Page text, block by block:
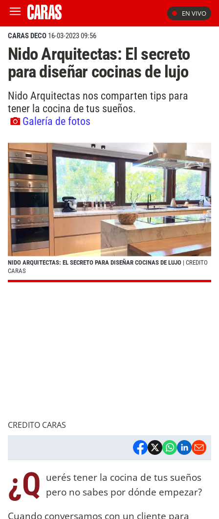
EN VIVO
CARAS DECO 16-03-2023 09:56
Nido Arquitectas: El secreto
para diseñar cocinas de lujo
Nido Arquitectas nos comparten tips para
tener la cocina de tus sueños.
Galería de fotos
NIDO ARQUITECTAS: EL SECRETO PARA DISEÑAR COCINAS DE LUJO | CREDITO
CARAS
CREDITO CARAS
¿Q uerés tener la cocina de tus sueños
pero no sabes por dónde empezar?
Cuando conversamos con un cliente para